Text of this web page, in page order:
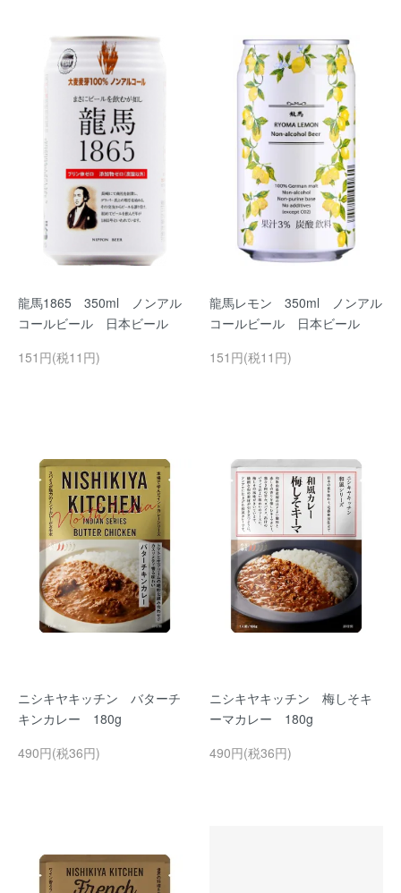
龍馬1865 350ml ノンアル
コールビール 日本ビール
151円(税11円)
龍馬レモン 350ml ノンアル
コールビール 日本ビール
151円(税11円)
ニシキヤキッチン バターチ
キンカレー 180g
490円(税36円)
ニシキヤキッチン 梅しそキ
ーマカレー 180g
490円(税36円)